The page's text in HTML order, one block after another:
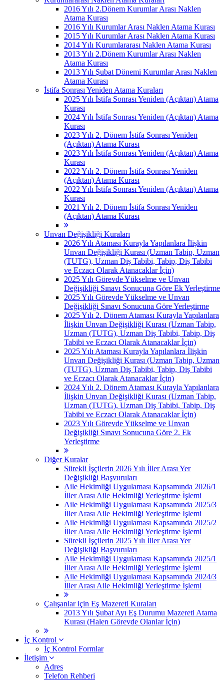
2016 Yılı 2.Dönem Kurumlar Arası Naklen
Atama Kurası
2016 Yılı Kurumlar Arası Naklen Atama Kurası
2015 Yılı Kurumlar Arası Naklen Atama Kurası
2014 Yılı Kurumlararası Naklen Atama Kurası
2013 Yılı 2.Dönem Kurumlar Arası Naklen
Atama Kurası
2013 Yılı Şubat Dönemi Kurumlar Arası Naklen
Atama Kurası
İstifa Sonrası Yeniden Atama Kuraları
2025 Yılı İstifa Sonrası Yeniden (Açıktan) Atama
Kurası
2024 Yılı İstifa Sonrası Yeniden (Açıktan) Atama
Kurası
2023 Yılı 2. Dönem İstifa Sonrası Yeniden
(Açıktan) Atama Kurası
2023 Yılı İstifa Sonrası Yeniden (Açıktan) Atama
Kurası
2022 Yılı 2. Dönem İstifa Sonrası Yeniden
(Açıktan) Atama Kurası
2022 Yılı İstifa Sonrası Yeniden (Açıktan) Atama
Kurası
2021 Yılı 2. Dönem İstifa Sonrası Yeniden
(Açıktan) Atama Kurası
Unvan Değişikliği Kuraları
2026 Yılı Ataması Kurayla Yapılanlara İlişkin
Unvan Değişikliği Kurası (Uzman Tabip, Uzman
(TUTG), Uzman Diş Tabibi, Tabip, Diş Tabibi
ve Eczacı Olarak Atanacaklar İçin)
2025 Yılı Görevde Yükselme ve Unvan
Değişikliği Sınavı Sonucuna Göre Ek Yerleştirme
2025 Yılı Görevde Yükselme ve Unvan
Değişikliği Sınavı Sonucuna Göre Yerleştirme
2025 Yılı 2. Dönem Ataması Kurayla Yapılanlara
İlişkin Unvan Değişikliği Kurası (Uzman Tabip,
Uzman (TUTG), Uzman Diş Tabibi, Tabip, Diş
Tabibi ve Eczacı Olarak Atanacaklar İçin)
2025 Yılı Ataması Kurayla Yapılanlara İlişkin
Unvan Değişikliği Kurası (Uzman Tabip, Uzman
(TUTG), Uzman Diş Tabibi, Tabip, Diş Tabibi
ve Eczacı Olarak Atanacaklar İçin)
2024 Yılı 2. Dönem Ataması Kurayla Yapılanlara
İlişkin Unvan Değişikliği Kurası (Uzman Tabip,
Uzman (TUTG), Uzman Diş Tabibi, Tabip, Diş
Tabibi ve Eczacı Olarak Atanacaklar İçin)
2023 Yılı Görevde Yükselme ve Unvan
Değişikliği Sınavı Sonucuna Göre 2. Ek
Yerleştirme
Diğer Kuralar
Sürekli İşçilerin 2026 Yılı İller Arası Yer
Değişikliği Başvuruları
Aile Hekimliği Uygulaması Kapsamında 2026/1
İller Arası Aile Hekimliği Yerleştirme İşlemi
Aile Hekimliği Uygulaması Kapsamında 2025/3
İller Arası Aile Hekimliği Yerleştirme İşlemi
Aile Hekimliği Uygulaması Kapsamında 2025/2
İller Arası Aile Hekimliği Yerleştirme İşlemi
Sürekli İşçilerin 2025 Yılı İller Arası Yer
Değişikliği Başvuruları
Aile Hekimliği Uygulaması Kapsamında 2025/1
İller Arası Aile Hekimliği Yerleştirme İşlemi
Aile Hekimliği Uygulaması Kapsamında 2024/3
İller Arası Aile Hekimliği Yerleştirme İşlemi
Çalışanlar için Eş Mazereti Kuraları
2013 Yılı Şubat Ayı Eş Durumu Mazereti Atama
Kurası (Halen Görevde Olanlar İçin)
İç Kontrol
İç Kontrol Formlar
İletişim
Adres
Telefon Rehberi